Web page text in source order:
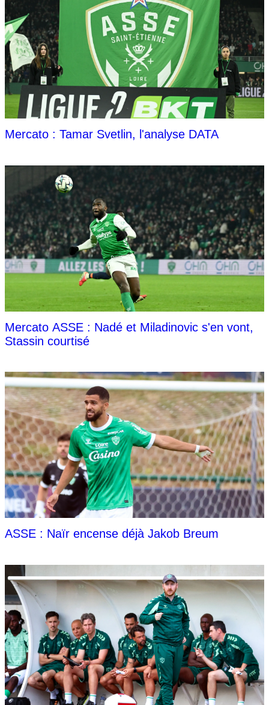
Mercato : Tamar Svetlin, l'analyse DATA
Mercato ASSE : Nadé et Miladinovic s'en vont,
Stassin courtisé
ASSE : Naïr encense déjà Jakob Breum